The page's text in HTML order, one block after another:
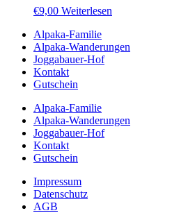
€9,00 Weiterlesen
Alpaka-Familie
Alpaka-Wanderungen
Joggabauer-Hof
Kontakt
Gutschein
Alpaka-Familie
Alpaka-Wanderungen
Joggabauer-Hof
Kontakt
Gutschein
Impressum
Datenschutz
AGB